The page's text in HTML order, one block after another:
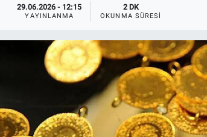
29.06.2026 - 12:15
YAYINLANMA
2 DK
OKUNMA SÜRESI